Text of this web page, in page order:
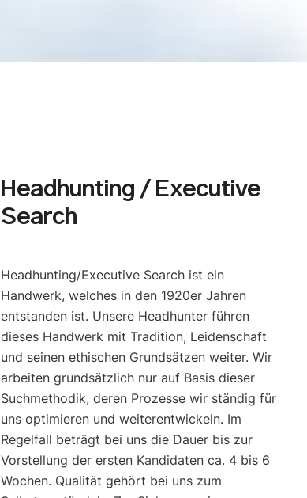
Headhunting / Executive
Search
Headhunting/Executive Search ist ein
Handwerk, welches in den 1920er Jahren
entstanden ist. Unsere Headhunter führen
dieses Handwerk mit Tradition, Leidenschaft
und seinen ethischen Grundsätzen weiter. Wir
arbeiten grundsätzlich nur auf Basis dieser
Suchmethodik, deren Prozesse wir ständig für
uns optimieren und weiterentwickeln. Im
Regelfall beträgt bei uns die Dauer bis zur
Vorstellung der ersten Kandidaten ca. 4 bis 6
Wochen. Qualität gehört bei uns zum